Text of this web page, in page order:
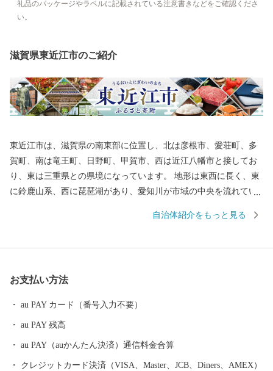
礼品のパッケージやラベルに記載されている注意書きなどをご確認くださ
い。
滋賀県東近江市のご紹介
東近江市は、滋賀県の南東部に位置し、北は彦根市、愛荘町、多
賀町、南は竜王町、日野町、甲賀市、西は近江八幡市と接してお
り、東は三重県との県境になっています。 地形は東西に長く、東
に鈴鹿山系、西に琵琶湖があり、愛知川が市域の中央を流れてい
流域には平地や丘陵地が広がり、緑豊かな田園地帯を形成してい
市・長浜市・甲賀市・大津市に次いで県内で5番目に大きな市で
自治体紹介をもっと見る
お支払い方法
au PAY カード（番号入力不要）
au PAY 残高
au PAY（auかんたん決済）通信料金合算
クレジットカード決済（VISA、Master、JCB、Diners、AMEX）